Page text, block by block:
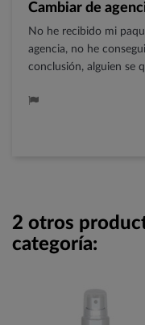
Cambiar de
No he recibido mi
agencia, no he
conclusión, alguien se
2 otros
categoría: